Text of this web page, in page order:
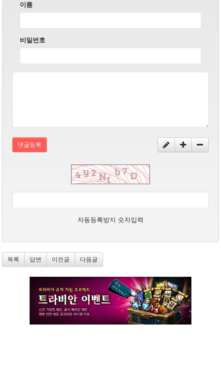
이름
비밀번호
댓글등록
자동등록방지 숫자입력
목록 답변 이전글 다음글